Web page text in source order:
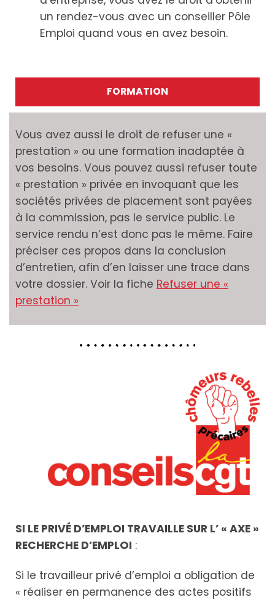
un rendez-vous avec un conseiller Pôle
Emploi quand vous en avez besoin.
FORMATION
Vous avez aussi le droit de refuser une «
prestation » ou une formation inadaptée à
vos besoins. Vous pouvez aussi refuser toute
« prestation » privée en invoquant que les
sociétés privées de placement sont payées
à la commission, pas le service public. Le
service rendu n’est donc pas le même. Faire
préciser ces propos dans la conclusion
d’entretien, afin d’en laisser une trace dans
votre dossier. Voir la fiche Refuser une «
prestation »
SI LE PRIVÉ D’EMPLOI TRAVAILLE SUR L’ « AXE »
RECHERCHE D’EMPLOI :
Si le travailleur privé d’emploi a obligation de
« réaliser en permanence des actes positifs